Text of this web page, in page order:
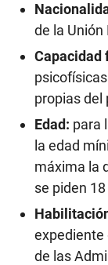
de la Unión
Capacidad
propias del
Edad: para
la edad
máxima la
se piden
expediente
de las